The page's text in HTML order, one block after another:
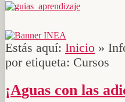
Estás aquí: Inicio »
por etiqueta: Cursos
¡Aguas con las